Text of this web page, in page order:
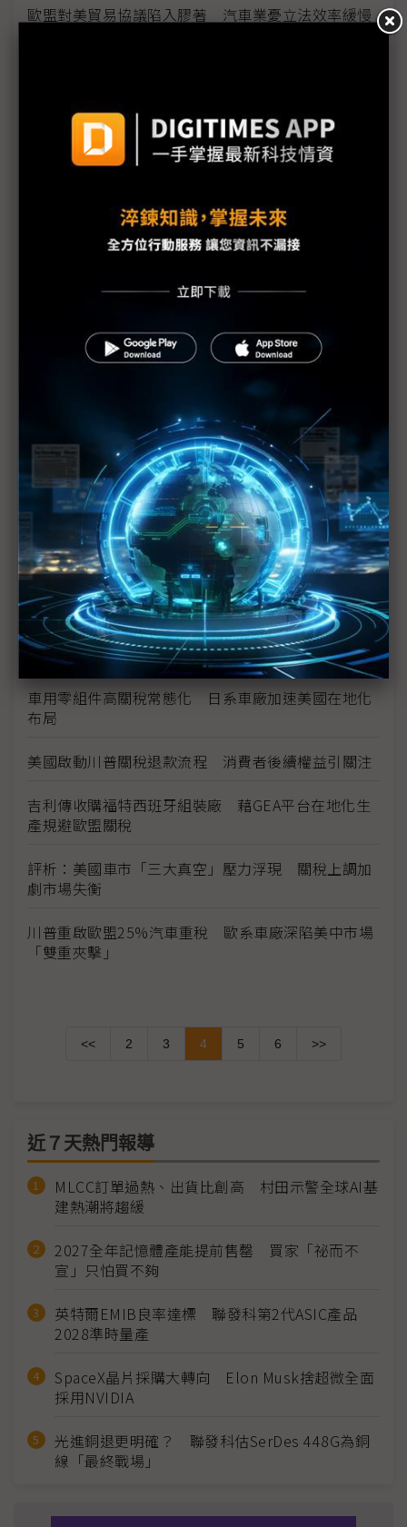
歐盟對美貿易協議陷入膠著 汽車業憂立法效率緩慢
台廠赴美投資超預期 政府備妥500億美元融資額度
「代理AI取代中階白領？」專訪洛克威爾大中華區
觀察：川習北京會晤前瞻 台灣供應鏈位處心臟地帶
川普10%全球關稅遭判違法 但暫時僅發布小範圍禁
川普訪中CEO隨行團名單曝光 黃仁勳、Tim Cook入
受惠美國AI投資風潮 2025日企業績多創新高
週末新聞速寫：傳蘋果與英特爾達晶片代工協議｜任
天堂預告Switch 2漲價｜美歐貿易協議進入倒數
加拿大擬設中國電動車進口配額 比亞迪、Tesla恐面
臨進口限制
南韓淪為中國電動車出海跳板？ 極氪、小米等業者
緊盯進軍時機
車用零組件高關稅常態化 日系車廠加速美國在地化
布局
美國啟動川普關稅退款流程 消費者後續權益引關注
吉利傳收購福特西班牙組裝廠 藉GEA平台在地化生
產規避歐盟關稅
評析：美國車市「三大真空」壓力浮現 關稅上調加
劇市場失衡
川普重啟歐盟25%汽車重稅 歐系車廠深陷美中市場
「雙重夾擊」
<< 2 3 4 5 6 >>
近７天熱門報導
MLCC訂單過熱、出貨比創高 村田示警全球AI基
建熱潮將趨緩
2027全年記憶體產能提前售罄 買家「祕而不
宣」只怕買不夠
英特爾EMIB良率達標 聯發科第2代ASIC產品
2028準時量產
SpaceX晶片採購大轉向 Elon Musk捨超微全面
採用NVIDIA
光進銅退更明確？ 聯發科估SerDes 448G為銅
線「最終戰場」